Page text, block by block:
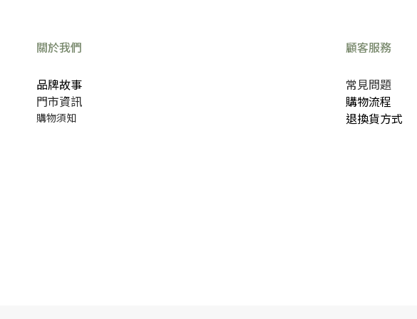
關於我們
品牌故事
門市資訊
購物須知
顧客服務
常見問題
購物流程
退換貨方式